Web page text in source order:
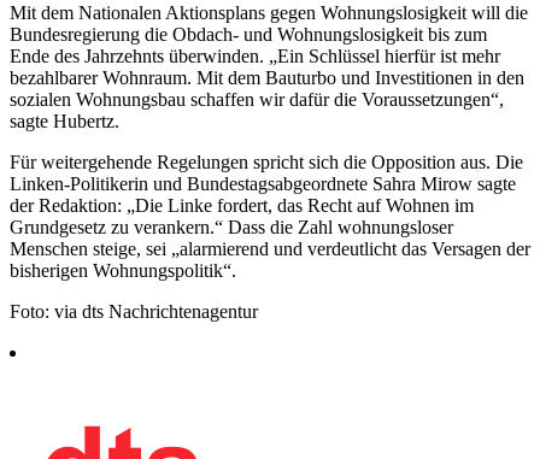
Mit dem Nationalen Aktionsplans gegen Wohnungslosigkeit will die
Bundesregierung die Obdach- und Wohnungslosigkeit bis zum
Ende des Jahrzehnts überwinden. „Ein Schlüssel hierfür ist mehr
bezahlbarer Wohnraum. Mit dem Bauturbo und Investitionen in den
sozialen Wohnungsbau schaffen wir dafür die Voraussetzungen“,
sagte Hubertz.
Für weitergehende Regelungen spricht sich die Opposition aus. Die
Linken-Politikerin und Bundestagsabgeordnete Sahra Mirow sagte
der Redaktion: „Die Linke fordert, das Recht auf Wohnen im
Grundgesetz zu verankern.“ Dass die Zahl wohnungsloser
Menschen steige, sei „alarmierend und verdeutlicht das Versagen der
bisherigen Wohnungspolitik“.
Foto: via dts Nachrichtenagentur